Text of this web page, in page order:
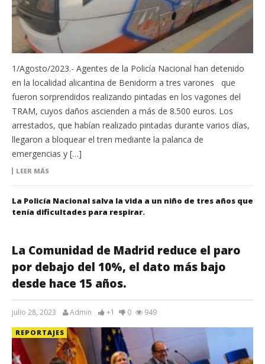
1/Agosto/2023.- Agentes de la Policía Nacional han detenido
en la localidad alicantina de Benidorm a tres varones que
fueron sorprendidos realizando pintadas en los vagones del
TRAM, cuyos daños ascienden a más de 8.500 euros. Los
arrestados, que habían realizado pintadas durante varios días,
llegaron a bloquear el tren mediante la palanca de
emergencias y […]
LEER MÁS
La Policía Nacional salva la vida a un niño de tres años que
tenía dificultades para respirar.
La Comunidad de Madrid reduce el paro
por debajo del 10%, el dato más bajo
desde hace 15 años.
julio 28, 2023 Admin +1 0 949
REPORTAJES